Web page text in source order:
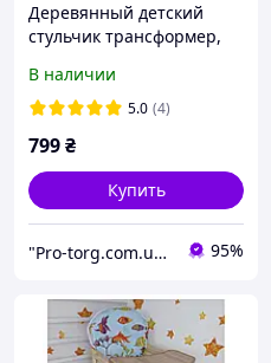
Деревянный детский
стульчик трансформер,
расцветки для мальчиков
В наличии
5.0 (4)
799₴
Купить
"Pro-torg.com.ua" - интернет-магазин детских товаров и игрушек 95%